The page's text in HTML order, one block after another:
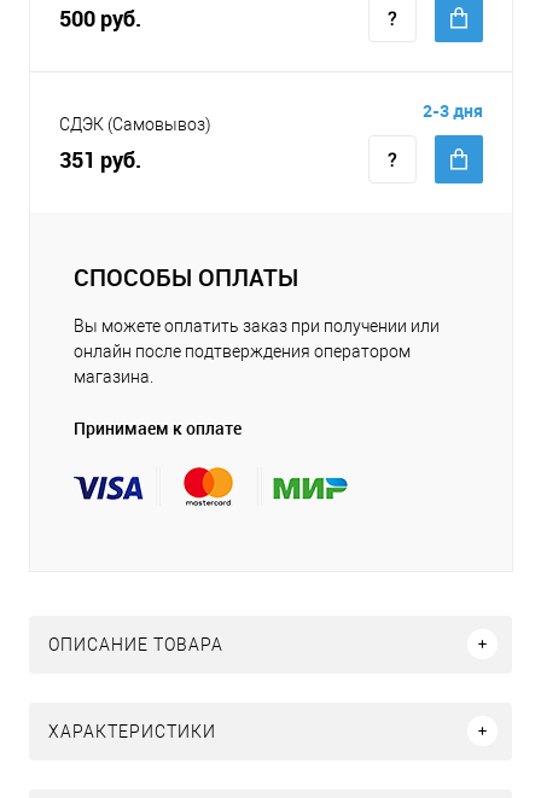
500 руб.
СДЭК (Самовывоз)
351 руб.
2-3 дня
СПОСОБЫ ОПЛАТЫ
Вы можете оплатить заказ при получении или
онлайн после подтверждения оператором
магазина.
Принимаем к оплате
ОПИСАНИЕ ТОВАРА
ХАРАКТЕРИСТИКИ